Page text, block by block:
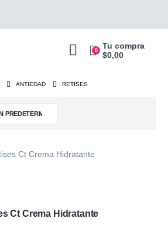
0
Tu compra
$0,00
ANTIEDAD RETISES
Ct Crema Hidratante